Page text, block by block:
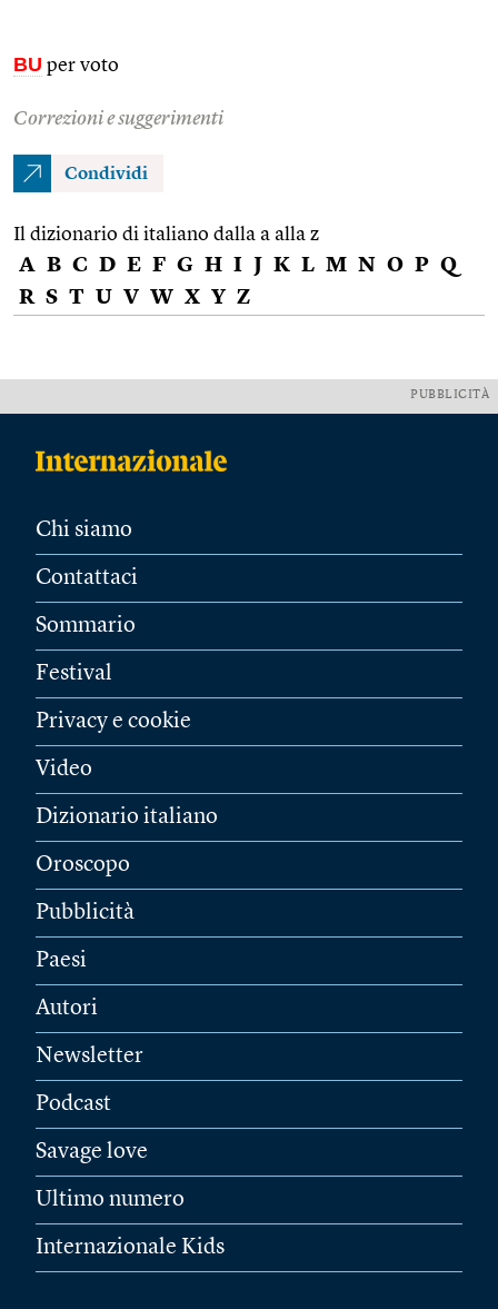
BU per voto
Correzioni e suggerimenti
Condividi
Il dizionario di italiano dalla a alla z
A B C D E F G H I J K L M N O P Q
R S T U V W X Y Z
PUBBLICITÀ
Chi siamo
Contattaci
Sommario
Festival
Privacy e cookie
Video
Dizionario italiano
Oroscopo
Pubblicità
Paesi
Autori
Newsletter
Podcast
Savage love
Ultimo numero
Internazionale Kids